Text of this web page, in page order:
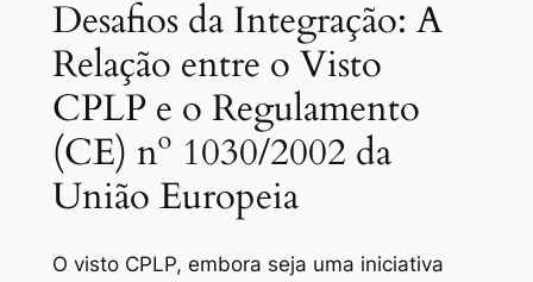
Desafios da Integração: A
Relação entre o Visto
CPLP e o Regulamento
(CE) nº 1030/2002 da
União Europeia
O visto CPLP, embora seja uma iniciativa